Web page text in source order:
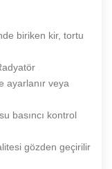
biriken kir, tortu
ayarlanır veya
basıncı kontrol
gözden geçirilir